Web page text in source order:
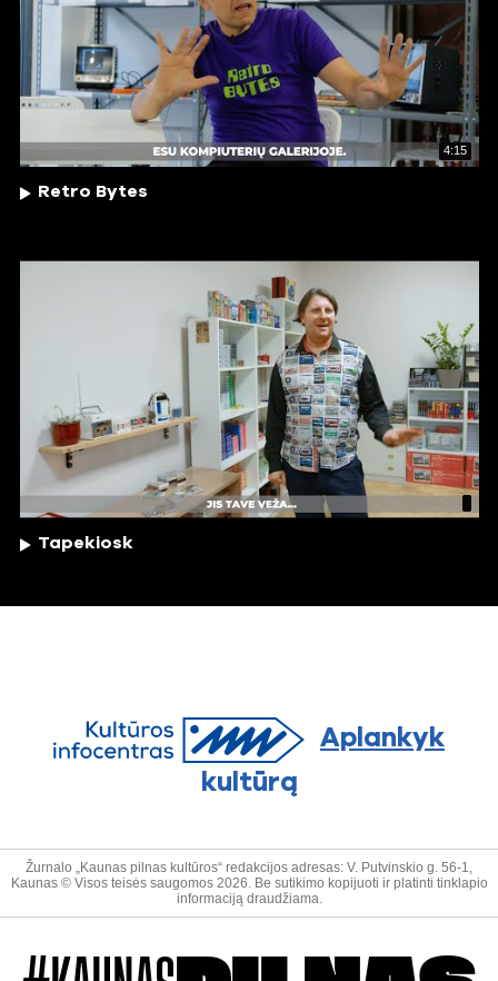
4:15
Retro Bytes
Tapekiosk
Aplankyk
kultūrą
Žurnalo „Kaunas pilnas kultūros“ redakcijos adresas: V. Putvinskio g. 56-1,
Kaunas © Visos teisės saugomos 2026. Be sutikimo kopijuoti ir platinti tinklapio
informaciją draudžiama.